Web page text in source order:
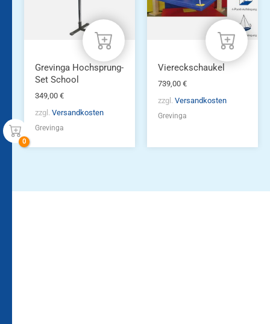
Grevinga Hochsprung-
Set School
349,00 €
zzgl. Versandkosten
Grevinga
Viereckschaukel
739,00 €
zzgl. Versandkosten
Grevinga